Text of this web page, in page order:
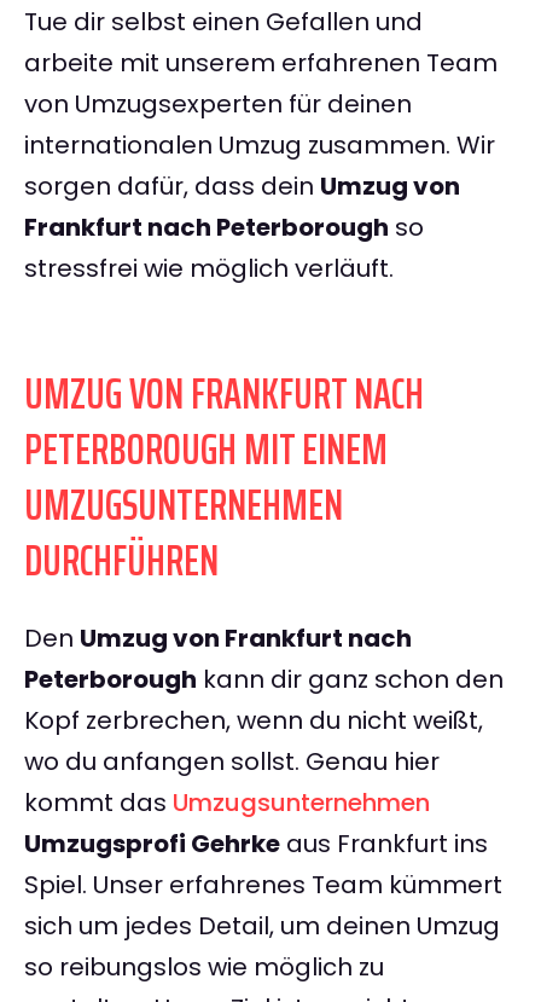
Tue dir selbst einen Gefallen und
arbeite mit unserem erfahrenen Team
von Umzugsexperten für deinen
internationalen Umzug zusammen. Wir
sorgen dafür, dass dein Umzug von
Frankfurt nach Peterborough so
stressfrei wie möglich verläuft.
UMZUG VON FRANKFURT NACH
PETERBOROUGH MIT EINEM
UMZUGSUNTERNEHMEN
DURCHFÜHREN
Den Umzug von Frankfurt nach
Peterborough kann dir ganz schon den
Kopf zerbrechen, wenn du nicht weißt,
wo du anfangen sollst. Genau hier
kommt das Umzugsunternehmen
Umzugsprofi Gehrke aus Frankfurt ins
Spiel. Unser erfahrenes Team kümmert
sich um jedes Detail, um deinen Umzug
so reibungslos wie möglich zu